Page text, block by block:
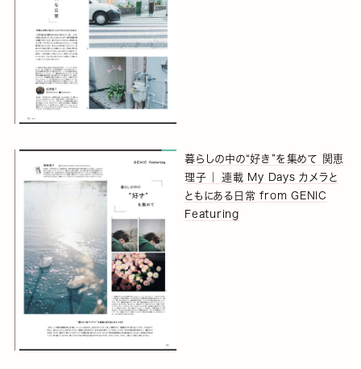
暮らしの中の“好き”を集めて 関恵
理子 ｜ 連載 My Days カメラと
ともにある日常 from GENIC
Featuring